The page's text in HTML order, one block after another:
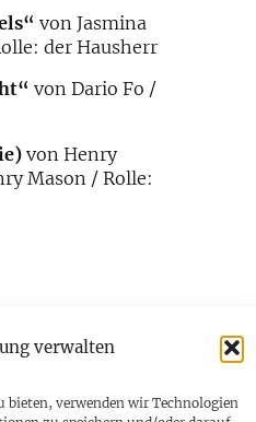
verwalten
verwenden wir Technologien
von Jasmina
der Hausherr
von Dario Fo /
von Henry
Mason / Rolle:
Rollen 2008 als